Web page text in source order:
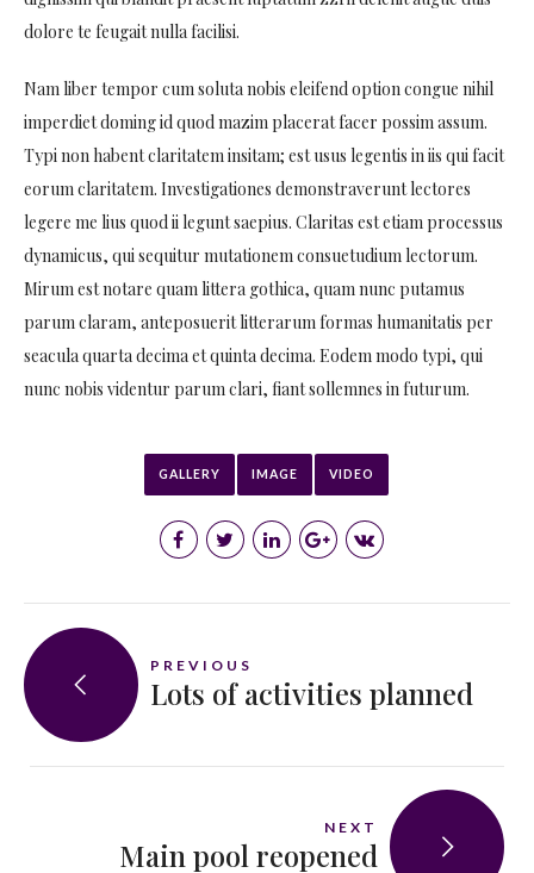
dolore te feugait nulla facilisi.
Nam liber tempor cum soluta nobis eleifend option congue nihil
imperdiet doming id quod mazim placerat facer possim assum.
Typi non habent claritatem insitam; est usus legentis in iis qui facit
eorum claritatem. Investigationes demonstraverunt lectores
legere me lius quod ii legunt saepius. Claritas est etiam processus
dynamicus, qui sequitur mutationem consuetudium lectorum.
Mirum est notare quam littera gothica, quam nunc putamus
parum claram, anteposuerit litterarum formas humanitatis per
seacula quarta decima et quinta decima. Eodem modo typi, qui
nunc nobis videntur parum clari, fiant sollemnes in futurum.
GALLERY IMAGE VIDEO
PREVIOUS
Lots of activities planned
NEXT
Main pool reopened